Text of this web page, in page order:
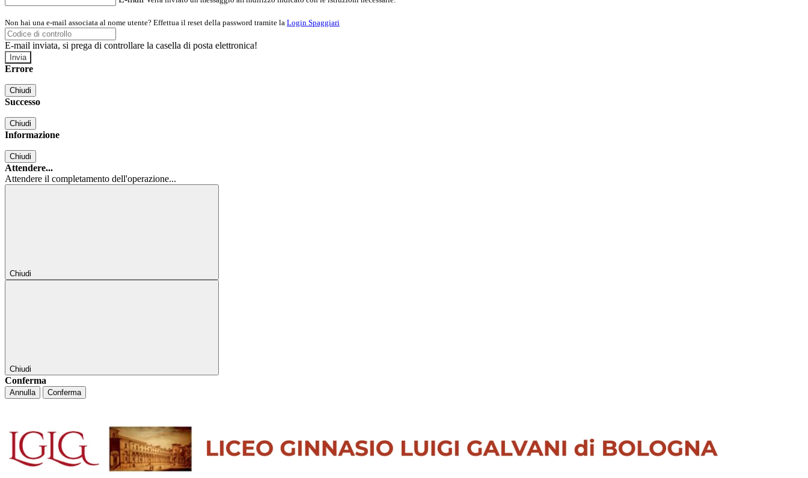
Non hai una e-mail associata al nome utente? Effettua il reset della password tramite la Login Spaggiari
E-mail inviata, si prega di controllare la casella di posta elettronica!
Errore
Chiudi
Successo
Chiudi
Informazione
Chiudi
Attendere...
Attendere il completamento dell'operazione...
Chiudi
Chiudi
Conferma
Annulla Conferma